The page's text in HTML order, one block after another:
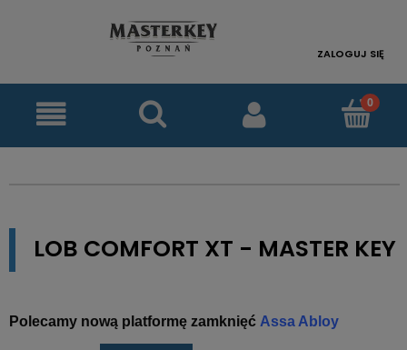
ZALOGUJ SIĘ
LOB COMFORT XT - MASTER KEY
Polecamy nową platformę zamknięć Assa Abloy